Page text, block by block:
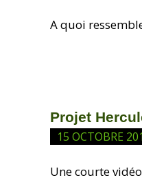
A quoi
Projet
15 OCTOBRE
Une courte